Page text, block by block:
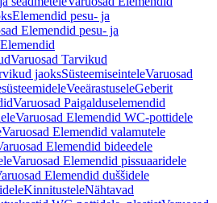
Elemendid pesu- ja
Elemendid pesu- ja
Elemendid
Varuosad Tarvikud
jaoksSüsteemiseinteleVaruosad
VeeärastuseleGeberit
Varuosad Paigalduselemendid
Varuosad Elemendid WC-pottidele
Varuosad Elemendid valamutele
Elemendid bideedele
Varuosad Elemendid pissuaaridele
Elemendid duššidele
KinnitusteleNähtavad